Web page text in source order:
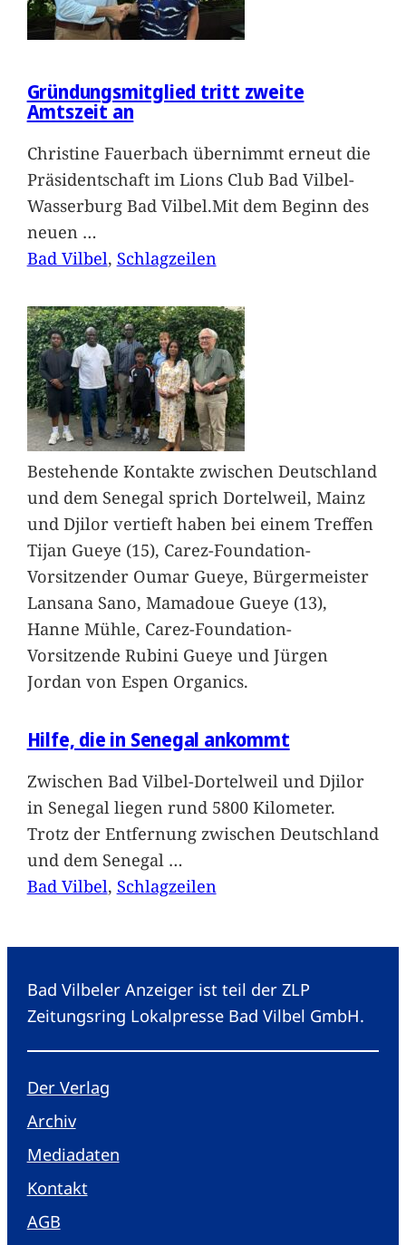
Gründungsmitglied tritt zweite
Amtszeit an
Christine Fauerbach übernimmt erneut die
Präsidentschaft im Lions Club Bad Vilbel-
Wasserburg Bad Vilbel.Mit dem Beginn des
neuen …
Bad Vilbel, Schlagzeilen
Bestehende Kontakte zwischen Deutschland
und dem Senegal sprich Dortelweil, Mainz
und Djilor vertieft haben bei einem Treffen
Tijan Gueye (15), Carez-Foundation-
Vorsitzender Oumar Gueye, Bürgermeister
Lansana Sano, Mamadoue Gueye (13),
Hanne Mühle, Carez-Foundation-
Vorsitzende Rubini Gueye und Jürgen
Jordan von Espen Organics.
Hilfe, die in Senegal ankommt
Zwischen Bad Vilbel-Dortelweil und Djilor
in Senegal liegen rund 5800 Kilometer.
Trotz der Entfernung zwischen Deutschland
und dem Senegal …
Bad Vilbel, Schlagzeilen
Bad Vilbeler Anzeiger ist teil der ZLP
Zeitungsring Lokalpresse Bad Vilbel GmbH.
Der Verlag
Archiv
Mediadaten
Kontakt
AGB